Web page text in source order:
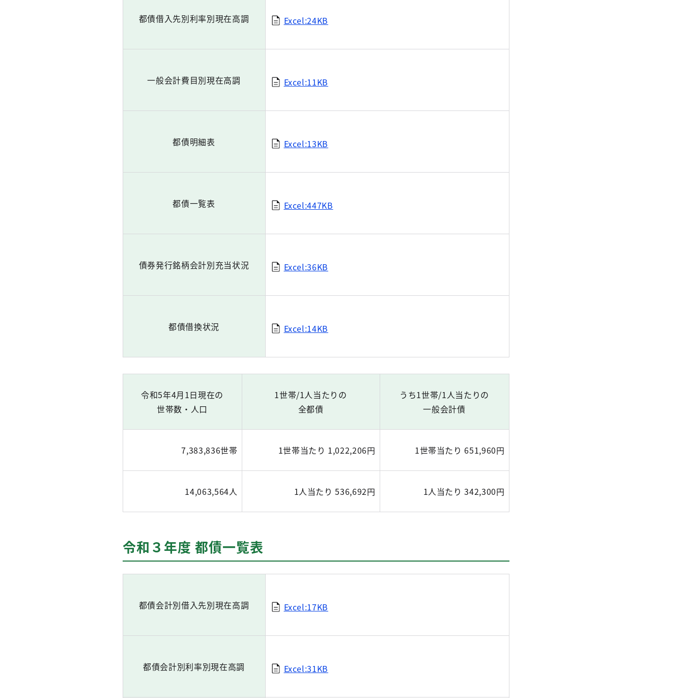
都債借入先別利率別現在高調 Excel:24KB
一般会計費目別現在高調 Excel:11KB
都債明細表 Excel:13KB
都債一覧表 Excel:447KB
債券発行銘柄会計別充当状況 Excel:36KB
都債借換状況 Excel:14KB
令和5年4月1日現在の
世帯数・人口
1世帯/1人当たりの
全都債
うち1世帯/1人当たりの
一般会計債
7,383,836世帯 1世帯当たり 1,022,206円 1世帯当たり 651,960円
14,063,564人 1人当たり 536,692円 1人当たり 342,300円
令和３年度 都債一覧表
都債会計別借入先別現在高調 Excel:17KB
都債会計別利率別現在高調 Excel:31KB